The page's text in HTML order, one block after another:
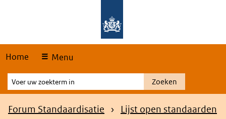
Home Menu
Voer
uw
zoekterm
Zoeken
Kruimelpad
Forum Standaardisatie
Lijst open standaarden